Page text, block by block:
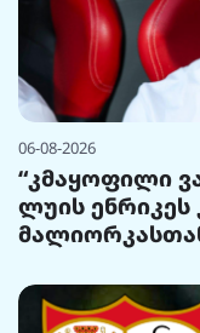
06-08-2026
“კმაყოფილი
ლუის ენრიკეს